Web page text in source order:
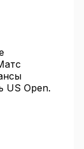
US Open.